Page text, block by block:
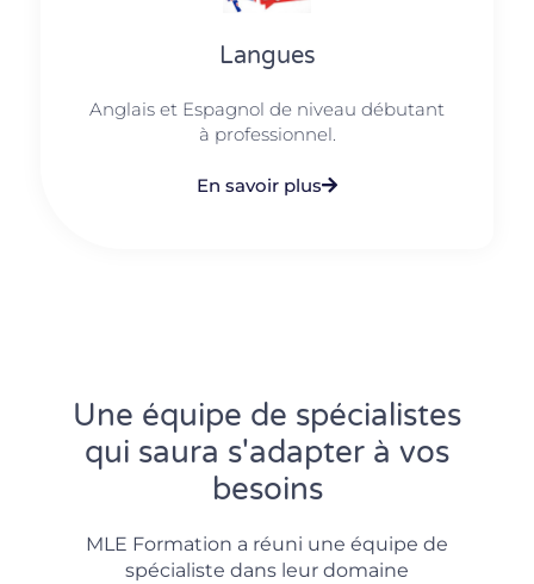
Langues
Anglais et Espagnol de niveau débutant
à professionnel.
En savoir plus
Une équipe de spécialistes
qui saura s'adapter à vos
besoins
MLE Formation a réuni une équipe de
spécialiste dans leur domaine